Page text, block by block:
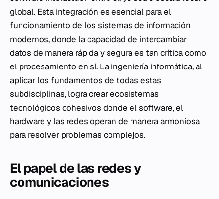
global. Esta integración es esencial para el
funcionamiento de los sistemas de información
modernos, donde la capacidad de intercambiar
datos de manera rápida y segura es tan crítica como
el procesamiento en sí. La ingeniería informática, al
aplicar los fundamentos de todas estas
subdisciplinas, logra crear ecosistemas
tecnológicos cohesivos donde el software, el
hardware y las redes operan de manera armoniosa
para resolver problemas complejos.
El papel de las redes y
comunicaciones